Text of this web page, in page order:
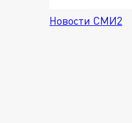
Новости СМИ2